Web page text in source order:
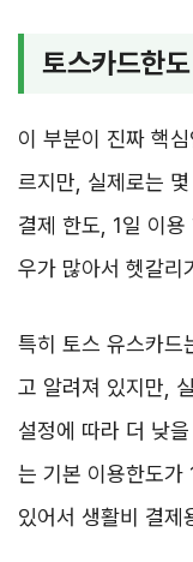
토스카드한
이 부분이 진짜 핵
르지만, 실제로는
결제 한도, 1일 이
우가 많아서 헷갈리
특히 토스 유스카
고 알려져 있지만,
설정에 따라 더 낮
는 기본 이용한도
있어서 생활비 결제